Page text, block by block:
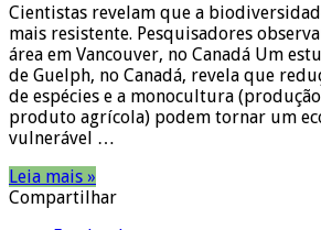
Cientistas revelam que a
mais resistente. Pesquisadores
área em Vancouver, no Canadá Um
de Guelph, no Canadá, revela que
de espécies e a monocultura
produto agrícola) podem tornar um
vulnerável …
Leia mais »
Compartilhar